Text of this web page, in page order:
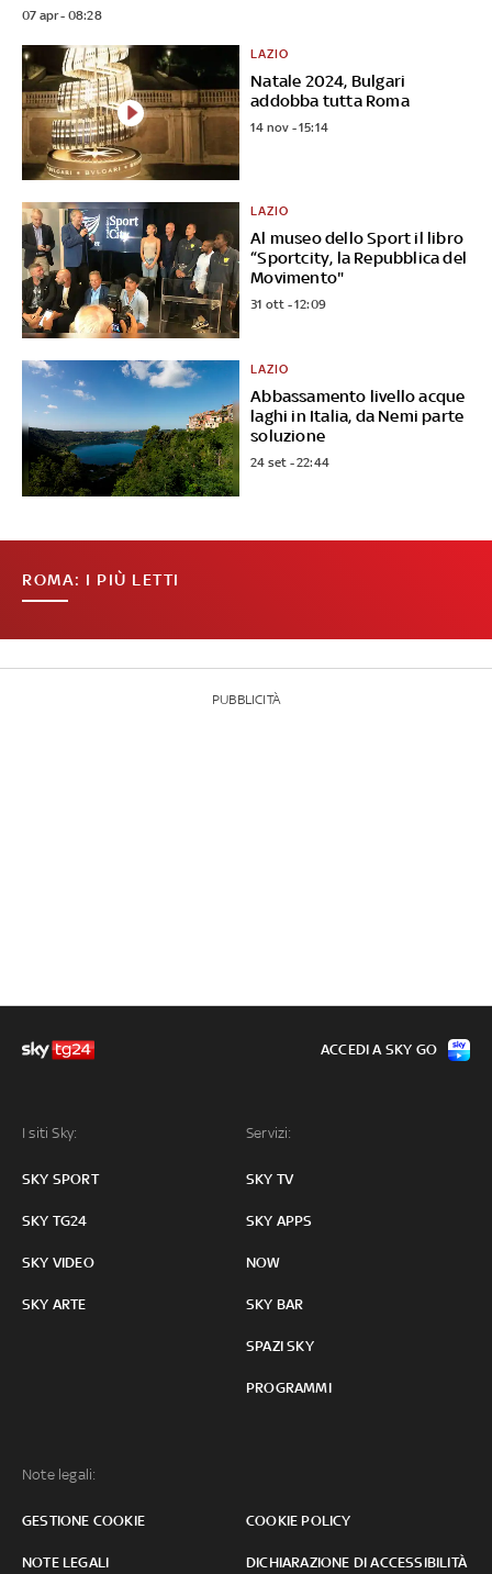
07 apr - 08:28
Natale 2024, Bulgari
addobba tutta Roma
LAZIO
14 nov - 15:14
Al museo dello Sport il libro
“Sportcity, la Repubblica del
Movimento"
LAZIO
31 ott - 12:09
Abbassamento livello acque
laghi in Italia, da Nemi parte
soluzione
LAZIO
24 set - 22:44
ROMA: I PIÙ LETTI
PUBBLICITÀ
I siti Sky:
SKY SPORT
SKY TG24
SKY VIDEO
SKY ARTE
Servizi:
SKY TV
SKY APPS
NOW
SKY BAR
SPAZI SKY
PROGRAMMI
Note legali:
GESTIONE COOKIE COOKIE POLICY
NOTE LEGALI DICHIARAZIONE DI ACCESSIBILITÀ
ACCEDI A SKY GO